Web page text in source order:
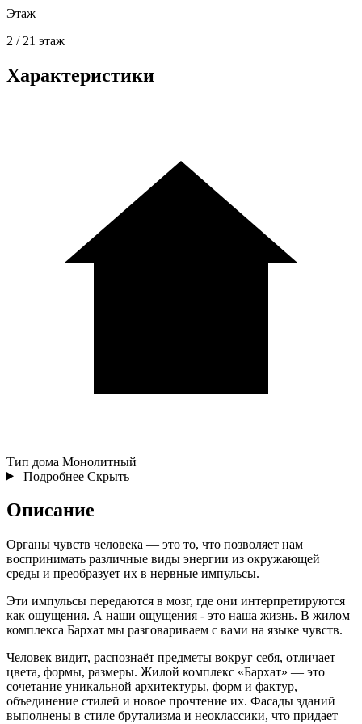
Этаж
2 / 21 этаж
Характеристики
Тип дома Монолитный
Подробнее Скрыть
Описание
Органы чувств человека — это то, что позволяет нам
воспринимать различные виды энергии из окружающей
среды и преобразует их в нервные импульсы.
Эти импульсы передаются в мозг, где они интерпретируются
как ощущения. А наши ощущения - это наша жизнь. В жилом
комплекса Бархат мы разговариваем с вами на языке чувств.
Человек видит, распознаёт предметы вокруг себя, отличает
цвета, формы, размеры. Жилой комплекс «Бархат» — это
сочетание уникальной архитектуры, форм и фактур,
объединение стилей и новое прочтение их. Фасады зданий
выполнены в стиле брутализма и неоклассики, что придает